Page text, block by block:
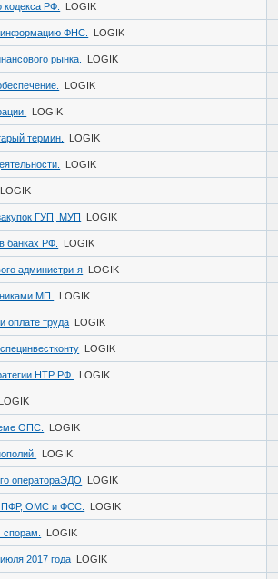
кодекса РФ. LOGIK
информацию ФНС. LOGIK
рынка. LOGIK
LOGIK
LOGIK
термин. LOGIK
LOGIK
LOGIK
ГУП, МУП LOGIK
банках РФ. LOGIK
администри-я LOGIK
МП. LOGIK
оплате труда LOGIK
LOGIK
НТР РФ. LOGIK
LOGIK
ОПС. LOGIK
LOGIK
оператораЭДО LOGIK
ПФР, ОМС и ФСС. LOGIK
спорам. LOGIK
2017 года LOGIK